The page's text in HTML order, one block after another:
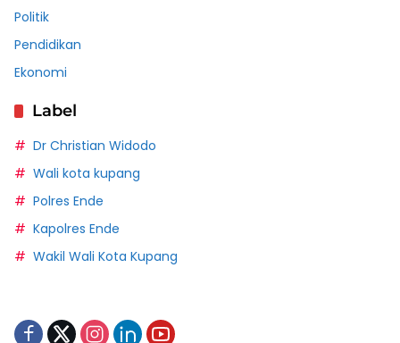
Politik
Pendidikan
Ekonomi
Label
Dr Christian Widodo
Wali kota kupang
Polres Ende
Kapolres Ende
Wakil Wali Kota Kupang